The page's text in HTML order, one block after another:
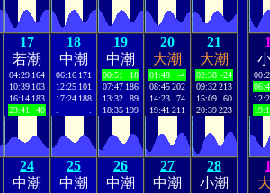
17
若潮
04:29 164
10:39 103
16:14 183
23:41
40
18
中潮
06:16 171
12:25 101
17:24 188
19
中潮
00:51
18
07:47 186
13:32
89
18:35 199
20
大潮
01:48
-4
08:45202
14:23
74
19:41 211
21
大潮
02:38 -24
09:32213
15:09
60
20:39223
24
中潮
25
中潮
26
中潮
27
中潮
28
小潮